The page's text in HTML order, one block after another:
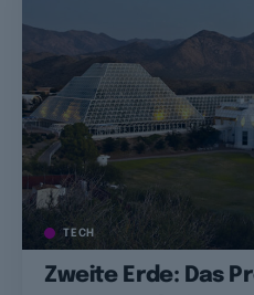
TECH
Zweite Erde: Das